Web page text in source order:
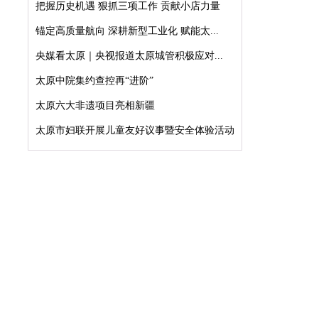
把握历史机遇 狠抓三项工作 贡献小店力量
锚定高质量航向 深耕新型工业化 赋能太...
央媒看太原｜央视报道太原城管积极应对...
太原中院集约查控再“进阶”
太原六大非遗项目亮相新疆
太原市妇联开展儿童友好议事暨安全体验活动